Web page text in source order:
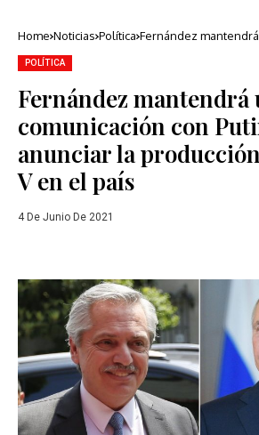
Home Noticias Política Fernández
POLÍTICA
Fernández mantendrá
comunicación con
anunciar la
V en el país
4 De Junio De 2021